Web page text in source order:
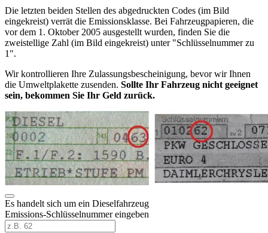
Die letzten beiden Stellen des abgedruckten Codes (im Bild
eingekreist) verrät die Emissionsklasse. Bei Fahrzeugpapieren, die
vor dem 1. Oktober 2005 ausgestellt wurden, finden Sie die
zweistellige Zahl (im Bild eingekreist) unter "Schlüsselnummer zu
1".
Wir kontrollieren Ihre Zulassungsbescheinigung, bevor wir Ihnen
die Umweltplakette zusenden. Sollte Ihr Fahrzeug nicht geeignet
sein, bekommen Sie Ihr Geld zurück.
Es handelt sich um ein Dieselfahrzeug
Emissions-Schlüsselnummer eingeben